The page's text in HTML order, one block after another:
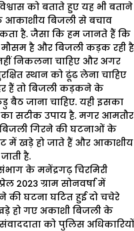
को बताते हुए यह भी बताने
आकाशीय बिजली से बचाव
है. जैसा कि हम जानते हैं कि
मौसम है और बिजली कड़क रही है
निकलना चाहिए और अगर
स्थान को ढूंढ लेना चाहिए
हैं तो बिजली कड़कने के
बैठ जाना चाहिए. यही इसका
सटीक उपाय है. मगर आमतौर
बिजली गिरने की घटनाओं के
में खड़े हो जाते हैं और आकाशीय
है.
के मनेंद्रगढ़ चिरमिरी
2023 ग्राम सोनवर्षा में
की घटना घटित हुई दो चचेरे
हो गए अकाशी बिजली के
को पुलिस अधिकारियों